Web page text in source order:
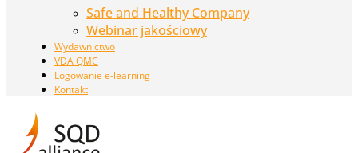
Safe and Healthy Company
Webinar jakościowy
Wydawnictwo
VDA QMC
Logowanie e-learning
Kontakt